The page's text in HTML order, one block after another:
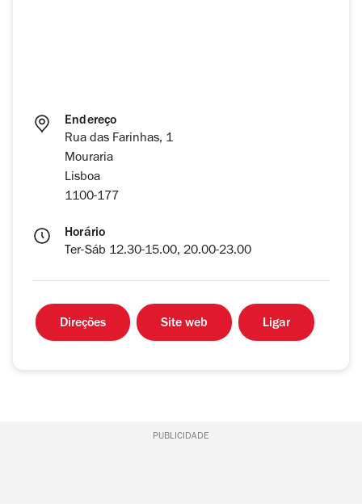
Endereço
Rua das Farinhas, 1
Mouraria
Lisboa
1100-177
Horário
Ter-Sáb 12.30-15.00, 20.00-23.00
Direções Site web Ligar
PUBLICIDADE